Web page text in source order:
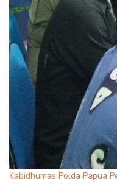
Kabidhumas Polda Papua